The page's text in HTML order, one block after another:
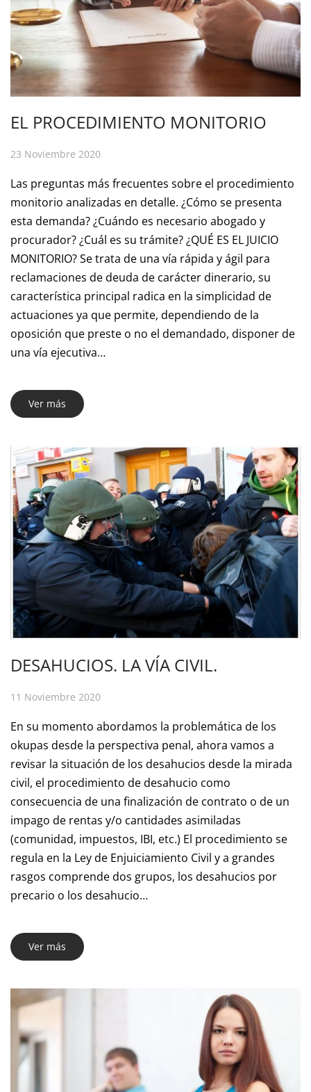
EL PROCEDIMIENTO MONITORIO
23 Noviembre 2020
Las preguntas más frecuentes sobre el procedimiento
monitorio analizadas en detalle. ¿Cómo se presenta
esta demanda? ¿Cuándo es necesario abogado y
procurador? ¿Cuál es su trámite? ¿QUÉ ES EL JUICIO
MONITORIO? Se trata de una vía rápida y ágil para
reclamaciones de deuda de carácter dinerario, su
característica principal radica en la simplicidad de
actuaciones ya que permite, dependiendo de la
oposición que preste o no el demandado, disponer de
una vía ejecutiva…
Ver más
DESAHUCIOS. LA VÍA CIVIL.
11 Noviembre 2020
En su momento abordamos la problemática de los
okupas desde la perspectiva penal, ahora vamos a
revisar la situación de los desahucios desde la mirada
civil, el procedimiento de desahucio como
consecuencia de una finalización de contrato o de un
impago de rentas y/o cantidades asimiladas
(comunidad, impuestos, IBI, etc.) El procedimiento se
regula en la Ley de Enjuiciamiento Civil y a grandes
rasgos comprende dos grupos, los desahucios por
precario o los desahucio…
Ver más